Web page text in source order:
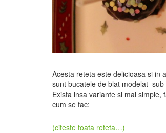
Acesta reteta este delicioasa si in
sunt bucatele de blat modelat
Exista insa variante si mai
cum se fac:
(citeste toata reteta…)